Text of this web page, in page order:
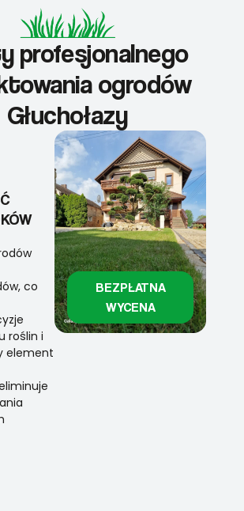
profesjonalnego
ogrodów
Głuchołazy
co
roślin i
element
BEZPŁATNA
WYCENA